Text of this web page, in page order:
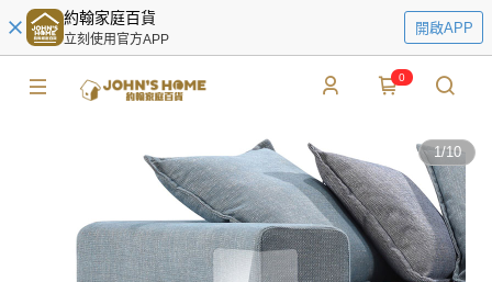
約翰家庭百貨
立刻使用官方APP
開啟APP
0
1/10